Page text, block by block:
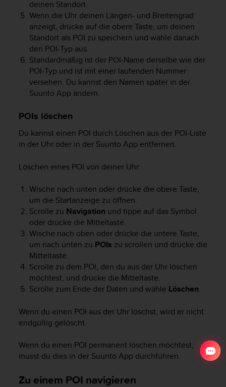
deinen Standort.
Wenn die Uhr deinen Längen- und Breitengrad
anzeigt, drücke auf die obere Taste, um deinen
Standort als POI zu speichern und wähle danach
den POI-Typ aus.
Standardmäßig ist der POI-Name derselbe wie der
POI-Typ und ist mit einer laufenden Nummer
versehen. Du kannst den Namen später in der
Suunto App ändern.
POIs löschen
Du kannst einen POI durch Löschen aus der POI-Liste
in der Uhr oder in der Suunto App entfernen.
Löschen eines POI von deiner Uhr:
Wische nach unten oder drücke die obere Taste,
um die Startanzeige zu öffnen.
Scrolle zu Navigation und tippe auf das Symbol
oder drücke die Mitteltaste.
Wische nach oben oder drücke die untere Taste,
um nach unten zu POIs zu scrollen und drücke die
Mitteltaste.
Scrolle zu dem POI, den du aus der Uhr löschen
möchtest, und drücke die Mitteltaste.
Scrolle zum Ende der Daten und wähle Löschen.
Wenn du einen POI aus der Uhr löschst, wird er nicht
endgültig gelöscht.
Wenn du einen POI permanent löschen möchtest,
musst du dies in der Suunto App durchführen.
Zu einem POI navigieren